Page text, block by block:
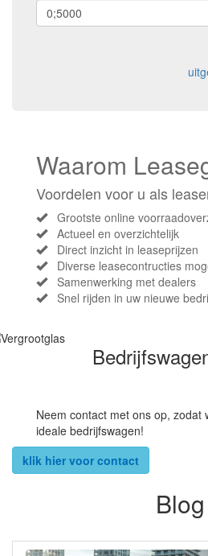
Waarom
Voordelen voor u als
Grootste online
Actueel en overzichtelijk
Direct inzicht in leaseprijzen
Diverse leasecontructies
Samenwerking met dealers
Snel rijden in uw nieuwe
Neem contact met ons op, zodat
ideale bedrijfswagen!
klik hier voor contact
Blog